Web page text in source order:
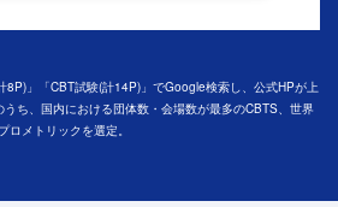
」「CBT試験(計14P)」でGoogle検索し、公式HPが上
ち、国内における団体数・会場数が最多のCBTS、世界
メトリックを選定。